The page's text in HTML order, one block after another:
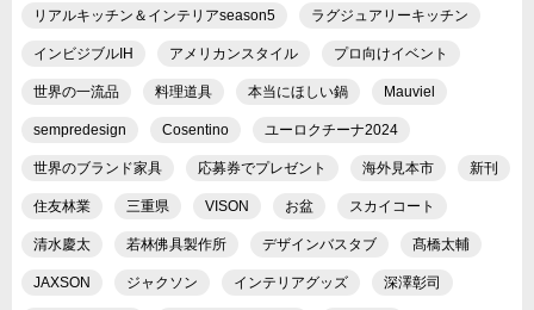
リアルキッチン＆インテリアseason5 ラグジュアリーキッチン
インビジブルIH アメリカンスタイル プロ向けイベント
世界の一流品 料理道具 本当にほしい鍋 Mauviel
sempredesign Cosentino ユーロクチーナ2024
世界のブランド家具 応募券でプレゼント 海外見本市 新刊
住友林業 三重県 VISON お盆 スカイコート
清水慶太 若林佛具製作所 デザインバスタブ 髙橋太輔
JAXSON ジャクソン インテリアグッズ 深澤彰司